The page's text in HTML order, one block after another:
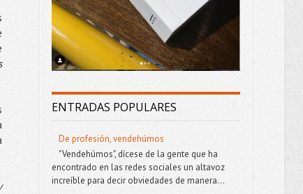
ENTRADAS POPULARES
De profesión, vendehúmos
"Vendehúmos", dícese de la gente que ha
encontrado en las redes sociales un altavoz
increíble para decir obviedades de manera...